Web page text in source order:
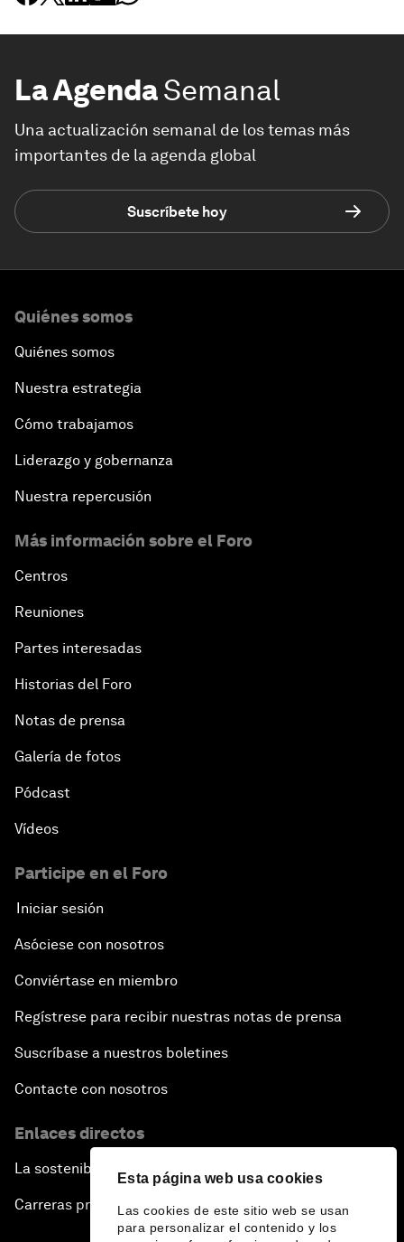
Esta página web usa cookies
Las cookies de este sitio web se usan
para personalizar el contenido y los
La AgendaSemanal
Una actualización semanal de los temas más
importantes de la agenda global
Suscríbete hoy
Quiénes somos
Quiénes somos
Nuestra estrategia
Cómo trabajamos
Liderazgo y gobernanza
Nuestra repercusión
Más información sobre el Foro
Centros
Reuniones
Partes interesadas
Historias del Foro
Notas de prensa
Galería de fotos
Pódcast
Vídeos
Participe en el Foro
Iniciar sesión
Asóciese con nosotros
Conviértase en miembro
Regístrese para recibir nuestras notas de prensa
Suscríbase a nuestros boletines
Contacte con nosotros
Enlaces directos
La sostenibilidad en el Foro
Carreras profesionales